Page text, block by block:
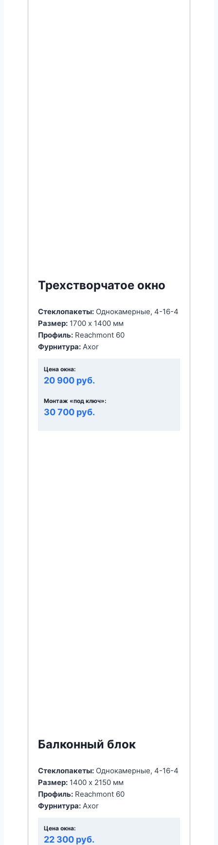
Трехстворчатое окно
Стеклопакеты: Однокамерные, 4-16-4
Размер: 1700 x 1400 мм
Профиль: Reachmont 60
Фурнитура: Axor
Цена окна:
20 900 руб.
Монтаж «под ключ»:
30 700 руб.
Балконный блок
Стеклопакеты: Однокамерные, 4-16-4
Размер: 1400 x 2150 мм
Профиль: Reachmont 60
Фурнитура: Axor
Цена окна:
22 300 руб.